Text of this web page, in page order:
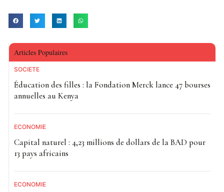
Articles Populaires
SOCIETE
Éducation des filles : la Fondation Merck lance 47 bourses
annuelles au Kenya
ECONOMIE
Capital naturel : 4,23 millions de dollars de la BAD pour
13 pays africains
ECONOMIE